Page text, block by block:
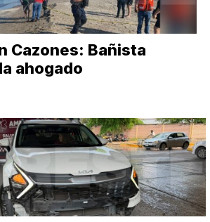
Cazones: Bañista
ahogado